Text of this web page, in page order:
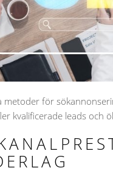
för
kvalificerade leads och